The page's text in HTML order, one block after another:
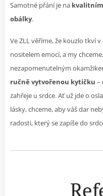
Samotné přání je na
obálky.
Ve ZLL věříme, že kouzlo tkví
nositelem emocí, a my
nezapomenutelným
ručně vytvořenou kytičku –
zahřeje u srdce. Ať už jde o
lásky, chceme, aby váš dar
radosti, který se zapíše do